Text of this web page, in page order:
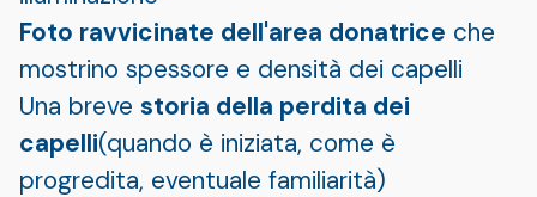
Foto ravvicinate dell'area donatrice che
mostrino spessore e densità dei capelli
Una breve storia della perdita dei
capelli(quando è iniziata, come è
progredita, eventuale familiarità)